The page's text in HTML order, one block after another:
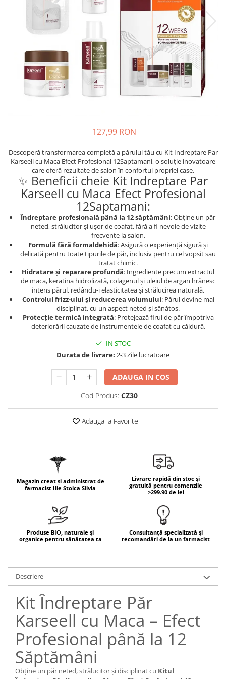
Piele, păr & unghii
Tranzit intestinal
Sănătatea copiilor
Performanta sportiva
Sanatate Orala
Îngrijirea Tenului
Creme de față
Seruri
Geluri de curățare
Ape micelare
Tonere
Balsam buze
Îngrijirea Corpului
Creme de corp
Loțiuni
Uleiuri de corp
Geluri de duș
Scruburi
Protecție Solară
Creme SPF față
Creme SPF corp
Spray SPF
Uleiuri bronzare
After Sun
Igienă Personală
Tratamente unghii
Cosmetice coreene
COSRX
BIODANCE
Haruharu Wonder
Medicube
Dr. Althea
DELLA BORN
Creatina
Curcumin (Turmeric)
Enzime
Ginkgo biloba
Ginseng
Glucozamina
Glutation
L-Arginina
L-Glutamina
Maca
Magneziu
Miere de Manuka
Seminte de in
Ulei de cocos
Vitamina A
Vitamina B
Vitamina C
Vitamina D
Vitamina E
Vitamina K
Zinc
Zinc Bisglicinat
127,99 RON
Descoperă transformarea completă a părului tău cu Kit Indreptare Par
Karseell cu Maca Efect Profesional 12Saptamani, o soluție inovatoare
care oferă rezultate de salon în confortul propriei case.​
✨ Beneficii cheie Kit Indreptare Par
Karseell cu Maca Efect Profesional
12Saptamani:
Îndreptare profesională până la 12 săptămâni: Obține un păr
neted, strălucitor și ușor de coafat, fără a fi nevoie de vizite
frecvente la salon.​
Formulă fără formaldehidă: Asigură o experiență sigură și
delicată pentru toate tipurile de păr, inclusiv pentru cel vopsit sau
tratat chimic.​
Hidratare și reparare profundă: Ingrediente precum extractul
de maca, keratina hidrolizată, colagenul și uleiul de argan hrănesc
intens părul, redându-i elasticitatea și strălucirea naturală.​
Controlul frizz-ului și reducerea volumului: Părul devine mai
disciplinat, cu un aspect neted și sănătos.​
Protecție termică integrată: Protejează firul de păr împotriva
deteriorării cauzate de instrumentele de coafat cu căldură.
IN STOC
Durata de livrare: 2-3 Zile lucratoare
ADAUGA IN COS
Cod Produs: CZ30
Adauga la Favorite
Magazin creat și administrat de
farmacist Ilie Stoica Silvia
Livrare rapidă din stoc și
gratuită pentru comenzile
>299.90 de lei
Produse BIO, naturale și
organice pentru sănătatea ta
Consultanță specializată și
recomandări de la un farmacist
Descriere
Kit Îndreptare Păr
Karseell cu Maca – Efect
Profesional până la 12
Săptămâni
Obține un păr neted, strălucitor și disciplinat cu Kitul